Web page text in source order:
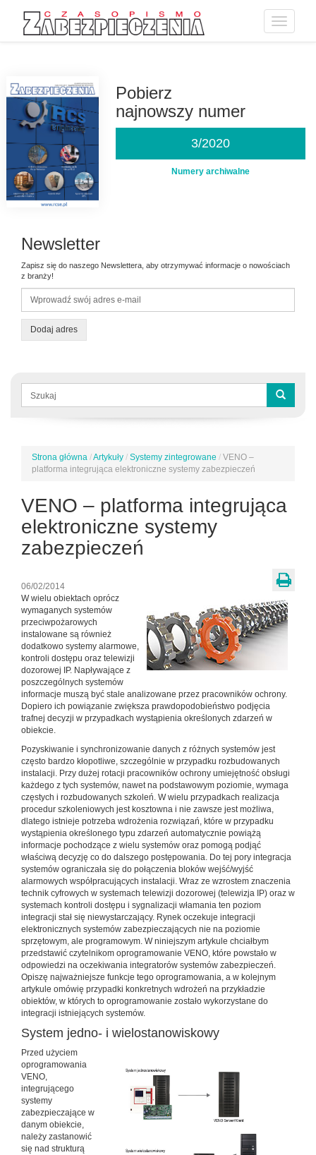
Toggle
Pobierz
najnowszy numer
3/2020
Numery archiwalne
Newsletter
Zapisz się do naszego Newslettera, aby otrzymywać informacje o nowościach
z branży!
Dodaj adres
Formularz
wyszukiwania
Jesteś
tutaj
Strona główna /Artykuły / Systemy zintegrowane / VENO –
platforma integrująca elektroniczne systemy zabezpieczeń
VENO – platforma integrująca
elektroniczne systemy
zabezpieczeń
06/02/2014
W wielu obiektach oprócz
wymaganych systemów
przeciwpożarowych
instalowane są również
dodatkowo systemy alarmowe,
kontroli dostępu oraz telewizji
dozorowej IP. Napływające z
poszczególnych systemów
informacje muszą być stale analizowane przez pracowników ochrony.
Dopiero ich powiązanie zwiększa prawdopodobieństwo podjęcia
trafnej decyzji w przypadkach wystąpienia określonych zdarzeń w
obiekcie.
Pozyskiwanie i synchronizowanie danych z różnych systemów jest
często bardzo kłopotliwe, szczególnie w przypadku rozbudowanych
instalacji. Przy dużej rotacji pracowników ochrony umiejętność obsługi
każdego z tych systemów, nawet na podstawowym poziomie, wymaga
częstych i rozbudowanych szkoleń. W wielu przypadkach realizacja
procedur szkoleniowych jest kosztowna i nie zawsze jest możliwa,
dlatego istnieje potrzeba wdrożenia rozwiązań, które w przypadku
wystąpienia określonego typu zdarzeń automatycznie powiążą
informacje pochodzące z wielu systemów oraz pomogą podjąć
właściwą decyzję co do dalszego postępowania. Do tej pory integracja
systemów ograniczała się do połączenia bloków wejść/wyjść
alarmowych współpracujących instalacji. Wraz ze wzrostem znaczenia
technik cyfrowych w systemach telewizji dozorowej (telewizja IP) oraz w
systemach kontroli dostępu i sygnalizacji włamania ten poziom
integracji stał się niewystarczający. Rynek oczekuje integracji
elektronicznych systemów zabezpieczających nie na poziomie
sprzętowym, ale programowym. W niniejszym artykule chciałbym
przedstawić czytelnikom oprogramowanie VENO, które powstało w
odpowiedzi na oczekiwania integratorów systemów zabezpieczeń.
Opiszę najważniejsze funkcje tego oprogramowania, a w kolejnym
artykule omówię przypadki konkretnych wdrożeń na przykładzie
obiektów, w których to oprogramowanie zostało wykorzystane do
integracji istniejących systemów.
System jedno- i wielostanowiskowy
Przed użyciem
oprogramowania
VENO,
integrującego
systemy
zabezpieczające w
danym obiekcie,
należy zastanowić
się nad strukturą